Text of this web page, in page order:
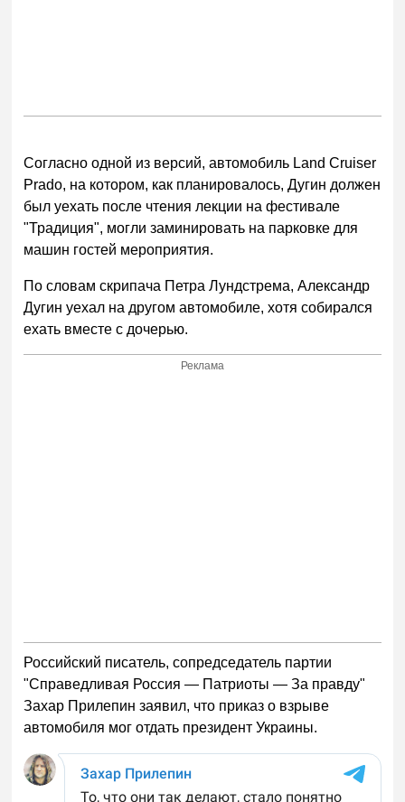
Согласно одной из версий, автомобиль Land Cruiser
Prado, на котором, как планировалось, Дугин должен
был уехать после чтения лекции на фестивале
"Традиция", могли заминировать на парковке для
машин гостей мероприятия.
По словам скрипача Петра Лундстрема, Александр
Дугин уехал на другом автомобиле, хотя собирался
ехать вместе с дочерью.
Реклама
Российский писатель, сопредседатель партии
"Справедливая Россия — Патриоты — За правду"
Захар Прилепин заявил, что приказ о взрыве
автомобиля мог отдать президент Украины.